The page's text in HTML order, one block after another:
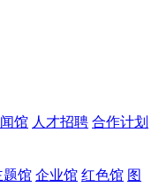
馆 人才招聘 合作计划
题馆 企业馆 红色馆 图